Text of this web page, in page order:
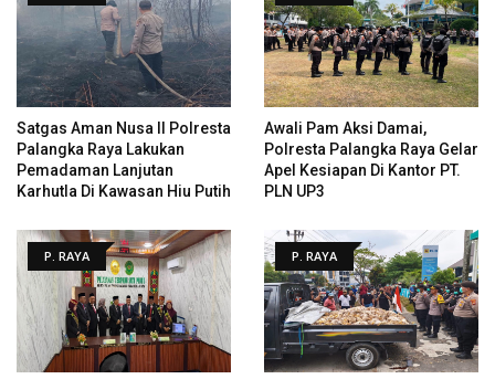
Satgas Aman Nusa II Polresta
Palangka Raya Lakukan
Pemadaman Lanjutan
Karhutla Di Kawasan Hiu Putih
Awali Pam Aksi Damai,
Polresta Palangka Raya Gelar
Apel Kesiapan Di Kantor PT.
PLN UP3
P. RAYA P. RAYA